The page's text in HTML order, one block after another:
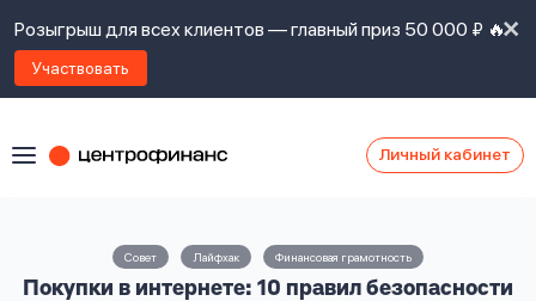
Розыгрыш для всех клиентов — главный приз 50 000 ₽ 🔥
Участвовать
Личный кабинет
Совет Лайфхак Финансовая грамотность
Покупки в интернете: 10 правил безопасности
Наши
ознакомлен